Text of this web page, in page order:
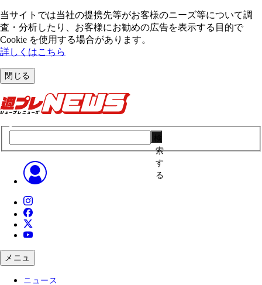
当サイトでは当社の提携先等がお客様のニーズ等について調
査・分析したり、お客様にお勧めの広告を表⽰する⽬的で
Cookie を使⽤する場合があります。
詳しくはこちら
閉じる
索
す
る
メニュ
ニュース